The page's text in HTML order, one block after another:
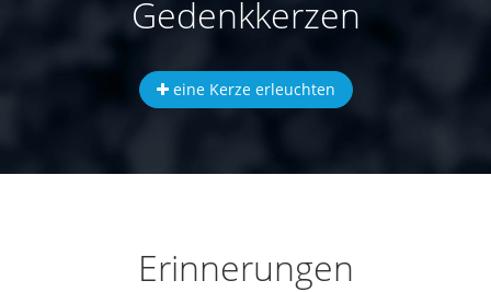
Gedenkkerzen
eine Kerze erleuchten
Erinnerungen